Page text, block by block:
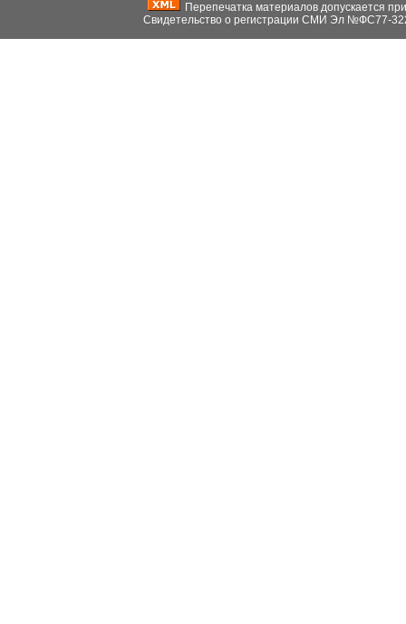
Перепечатка материалов допускается
Свидетельство о регистрации СМИ Эл №ФС77-